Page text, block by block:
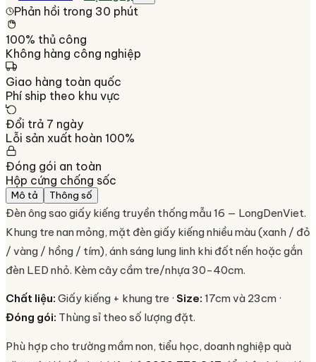
Phản hồi trong 30 phút
100% thủ công
Không hàng công nghiệp
Giao hàng toàn quốc
Phí ship theo khu vực
Đổi trả 7 ngày
Lỗi sản xuất hoàn 100%
Đóng gói an toàn
Hộp cứng chống sốc
Mô tả Thông số
Đèn ông sao giấy kiếng truyền thống mẫu 16 — LongDenViet.
Khung tre nan mỏng, mặt đèn giấy kiếng nhiều màu (xanh / đỏ
/ vàng / hồng / tím), ánh sáng lung linh khi đốt nến hoặc gắn
đèn LED nhỏ. Kèm cây cầm tre/nhựa 30-40cm.
Chất liệu: Giấy kiếng + khung tre · Size: 17cm và 23cm ·
Đóng gói: Thùng sỉ theo số lượng đặt.
Phù hợp cho trường mầm non, tiểu học, doanh nghiệp quà